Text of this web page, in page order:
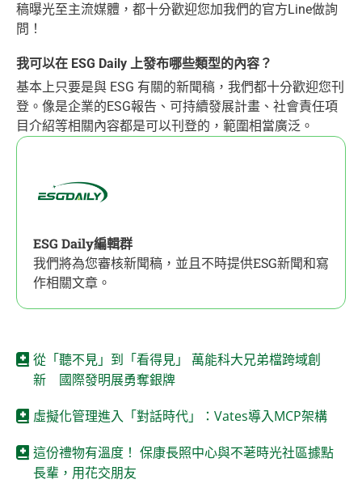
稿曝光至主流媒體，都十分歡迎您加我們的官方Line做詢
問！
我可以在 ESG Daily 上發布哪些類型的內容？
基本上只要是與 ESG 有關的新聞稿，我們都十分歡迎您刊
登。像是企業的ESG報告、可持續發展計畫、社會責任項
目介紹等相關內容都是可以刊登的，範圍相當廣泛。
ESG Daily編輯群
我們將為您審核新聞稿，並且不時提供ESG新聞和寫
作相關文章。
從「聽不見」到「看得見」 萬能科大兄弟檔跨域創
新 國際發明展勇奪銀牌
虛擬化管理進入「對話時代」：Vates導入MCP架構
這份禮物有溫度！ 保康長照中心與不荖時光社區據點
長輩，用花交朋友